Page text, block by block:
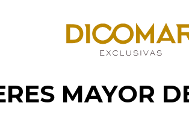
MAYOR
en las singulares condiciones de
y constante durante todo el
las notas punzantes de levadura y